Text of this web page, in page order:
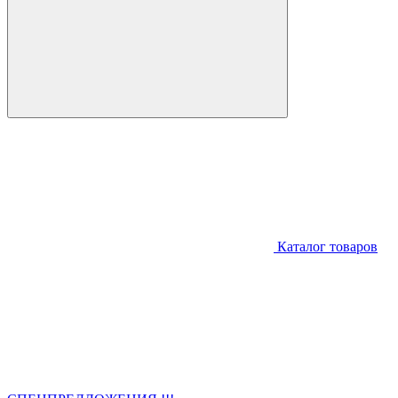
Каталог товаров